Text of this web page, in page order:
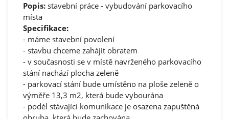
Popis: stavební práce - vybudování parkovacího
místa
Specifikace:
- máme stavební povolení
- stavbu chceme zahájit obratem
- v současnosti se v místě navrženého parkovacího
stání nachází plocha zeleně
- parkovací stání bude umístěno na ploše zeleně o
výměře 13,3 m2, která bude vybourána
- podél stávající komunikace je osazena zapuštěná